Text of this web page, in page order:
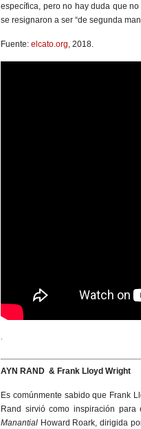
específica, pero no hay duda que
se resignaron a ser “de segunda
Fuente: elcato.org, 2018.
.
AYN RAND & Frank Lloyd Wright
Es comúnmente sabido que Frank
Rand sirvió como inspiración
Manantial Howard Roark, dirigida